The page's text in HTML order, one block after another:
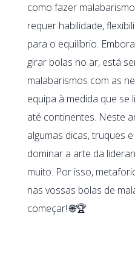
como fazer
requer habilidade,
para o equilíbrio.
girar bolas no ar, está
malabarismos com as
equipa à medida que se
até continentes. Neste
algumas dicas, truques
dominar a arte da
muito. Por isso,
nas vossas bolas de
começar! 🌐🏆